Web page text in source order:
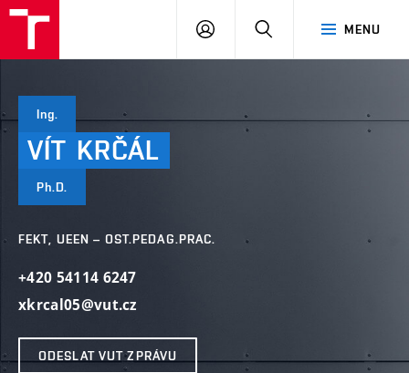
MENU
PŘIHLÁSIT
Ing.
VÍT KRČÁL
Ph.D.
FEKT, UEEN – OST.PEDAG.PRAC.
+420 54114 6247
xkrcal05@vut.cz
ODESLAT VUT ZPRÁVU